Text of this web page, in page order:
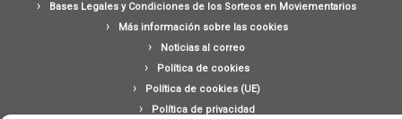
Bases Legales y Condiciones de los Sorteos en Moviementarios
Más información sobre las cookies
Noticias al correo
Política de cookies
Política de cookies (UE)
Política de privacidad